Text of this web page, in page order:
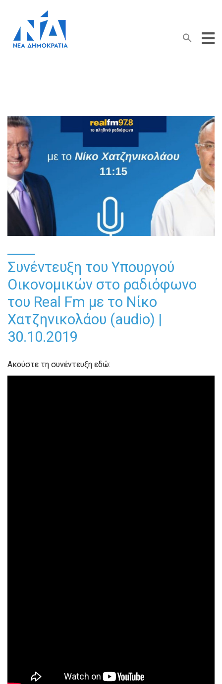
Search
for:
Search Button
Συνέντευξη του Υπουργού
Οικονομικών στο ραδιόφωνο
του Real Fm με το Νίκο
Χατζηνικολάου (audio) |
30.10.2019
Ακούστε τη συνέντευξη εδώ: